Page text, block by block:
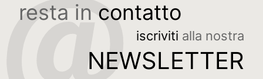
resta in contatto
iscriviti alla nostra
NEWSLETTER